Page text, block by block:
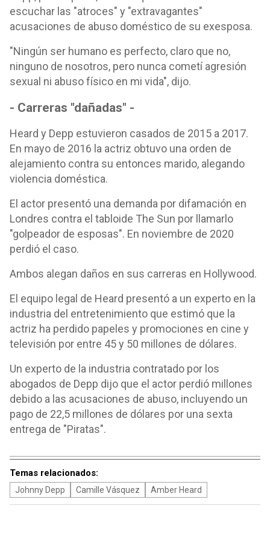
escuchar las "atroces" y "extravagantes"
acusaciones de abuso doméstico de su exesposa.
"Ningún ser humano es perfecto, claro que no,
ninguno de nosotros, pero nunca cometí agresión
sexual ni abuso físico en mi vida", dijo.
- Carreras "dañadas" -
Heard y Depp estuvieron casados de 2015 a 2017.
En mayo de 2016 la actriz obtuvo una orden de
alejamiento contra su entonces marido, alegando
violencia doméstica.
El actor presentó una demanda por difamación en
Londres contra el tabloide The Sun por llamarlo
"golpeador de esposas". En noviembre de 2020
perdió el caso.
Ambos alegan daños en sus carreras en Hollywood.
El equipo legal de Heard presentó a un experto en la
industria del entretenimiento que estimó que la
actriz ha perdido papeles y promociones en cine y
televisión por entre 45 y 50 millones de dólares.
Un experto de la industria contratado por los
abogados de Depp dijo que el actor perdió millones
debido a las acusaciones de abuso, incluyendo un
pago de 22,5 millones de dólares por una sexta
entrega de "Piratas".
Temas relacionados:
Johnny Depp Camille Vásquez Amber Heard